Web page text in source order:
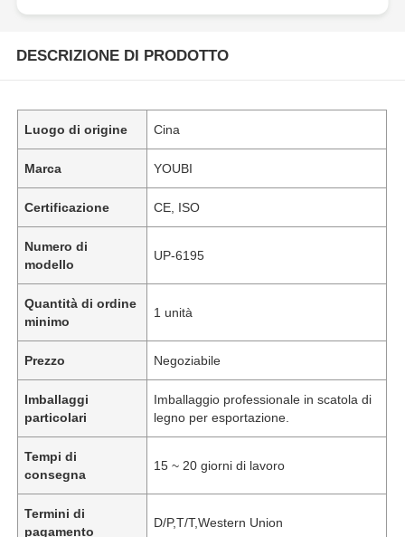
DESCRIZIONE DI PRODOTTO
Luogo di origine Cina
Marca YOUBI
Certificazione CE, ISO
Numero di
modello
UP-6195
Quantità di ordine
minimo
1 unità
Prezzo Negoziabile
Imballaggi
particolari
Imballaggio professionale in scatola di
legno per esportazione.
Tempi di
consegna
15 ~ 20 giorni di lavoro
Termini di
pagamento
D/P,T/T,Western Union